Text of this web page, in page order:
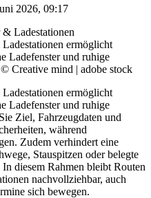
2026, 09:17
ermöglicht
Ladefenster und ruhige
Creative mind | adobe stock
ermöglicht
Ladefenster und ruhige
Ziel, Fahrzeugdaten und
während
Zudem verhindert eine
Stauspitzen oder belegte
diesem Rahmen bleibt Routen
nachvollziehbar, auch
sich bewegen.